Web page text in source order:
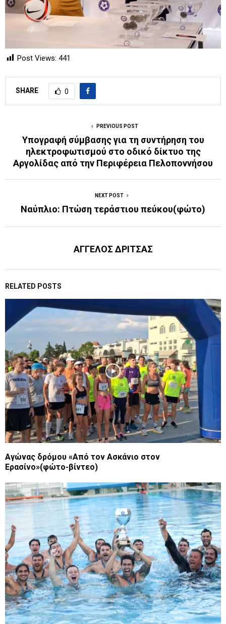
Post Views: 441
SHARE 0
PREVIOUS POST
Υπογραφή σύμβασης για τη συντήρηση του
ηλεκτροφωτισμού στο οδικό δίκτυο της
Αργολίδας από την Περιφέρεια Πελοποννήσου
NEXT POST
Ναύπλιο: Πτώση τεράστιου πεύκου(φώτο)
ΑΓΓΕΛΟΣ ΔΡΙΤΣΑΣ
RELATED POSTS
Αγώνας δρόμου «Από τον Ασκάνιο στον
Ερασίνο»(φώτο-βίντεο)